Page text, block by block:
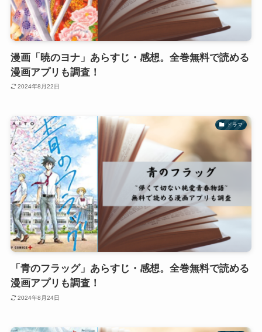
漫画「暁のヨナ」あらすじ・感想。全巻無料で読める
漫画アプリも調査！
2024年8月22日
ドラマ
「青のフラッグ」あらすじ・感想。全巻無料で読める
漫画アプリも調査！
2024年8月24日